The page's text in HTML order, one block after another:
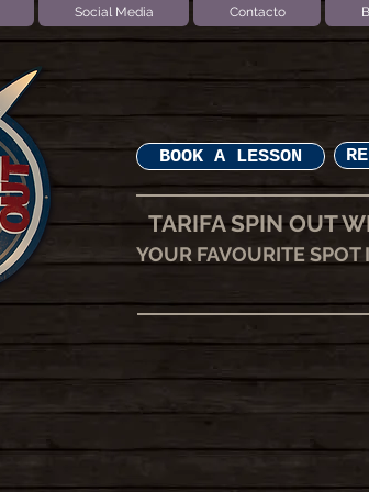
Social Media Contacto
BOOK A LESSON
TARIFA SPIN OUT
YOUR FAVOURITE SPOT